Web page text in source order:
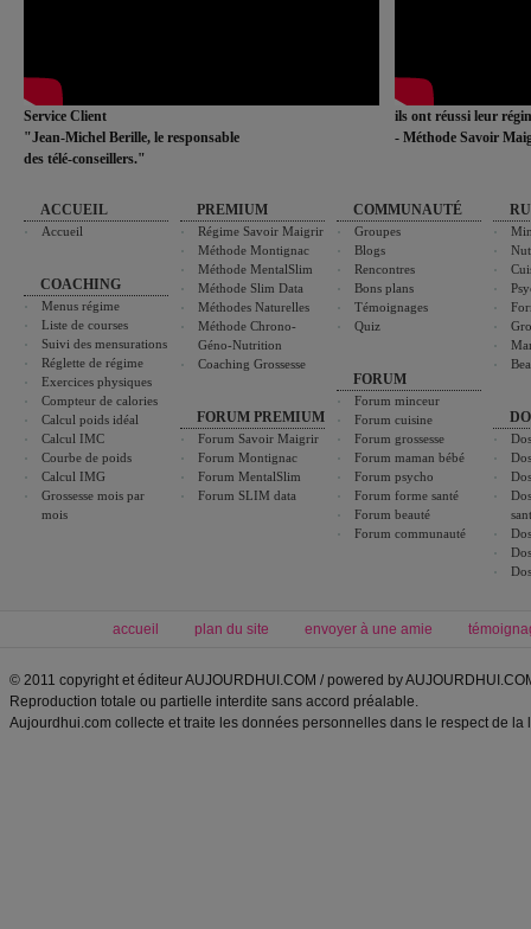
Service Client
"Jean-Michel Berille, le responsable
des télé-conseillers."
ils ont réussi leur
- Méthode Savoir
ACCUEIL
Accueil
COACHING
Menus régime
Liste de courses
Suivi des mensurations
Réglette de régime
Exercices physiques
Compteur de calories
Calcul poids idéal
Calcul IMC
Courbe de poids
Calcul IMG
Grossesse mois par
mois
PREMIUM
Régime Savoir Maigrir
Méthode Montignac
Méthode MentalSlim
Méthode Slim Data
Méthodes Naturelles
Méthode Chrono-
Géno-Nutrition
Coaching Grossesse
FORUM PREMIUM
Forum Savoir Maigrir
Forum Montignac
Forum MentalSlim
Forum SLIM data
COMMUNAUTÉ
Groupes
Blogs
Rencontres
Bons plans
Témoignages
Quiz
FORUM
Forum minceur
Forum cuisine
Forum grossesse
Forum maman bébé
Forum psycho
Forum forme santé
Forum beauté
Forum communauté
accueil plan du site envoyer à une amie
© 2011 copyright et éditeur AUJOURDHUI.COM / powered by
Reproduction totale ou partielle interdite sans accord préalable.
Aujourdhui.com collecte et traite les données personnelles dans le respect de